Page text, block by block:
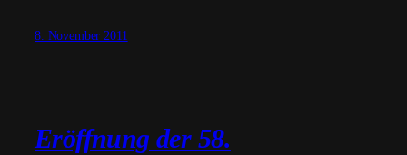
8. November 2011
Eröffnung der 58.